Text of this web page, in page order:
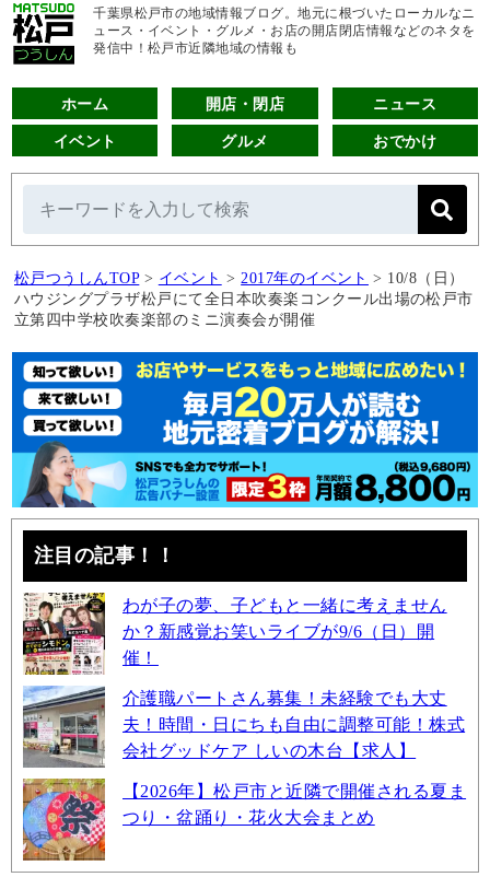
千葉県松戸市の地域情報ブログ。地元に根づいたローカルなニ
ュース・イベント・グルメ・お店の開店閉店情報などのネタを
発信中！松戸市近隣地域の情報も
ホーム 開店・閉店 ニュース
イベント グルメ おでかけ
松戸つうしんTOP > イベント > 2017年のイベント > 10/8（日）
ハウジングプラザ松戸にて全日本吹奏楽コンクール出場の松戸市
立第四中学校吹奏楽部のミニ演奏会が開催
注目の記事！！
わが子の夢、子どもと一緒に考えません
か？新感覚お笑いライブが9/6（日）開
催！
介護職パートさん募集！未経験でも大丈
夫！時間・日にちも自由に調整可能！株式
会社グッドケア しいの木台【求人】
【2026年】松戸市と近隣で開催される夏ま
つり・盆踊り・花火大会まとめ